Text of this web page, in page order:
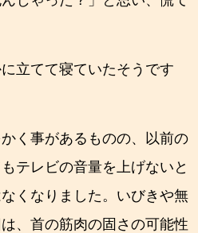
立てて寝ていたそうです
く事があるものの、以前の
テレビの音量を上げないと
くなりました。いびきや無
、首の筋肉の固さの可能性